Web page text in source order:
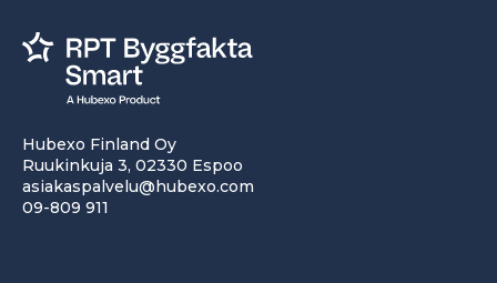
Hubexo Finland Oy
Ruukinkuja 3, 02330 Espoo
asiakaspalvelu@hubexo.com
09-809 911